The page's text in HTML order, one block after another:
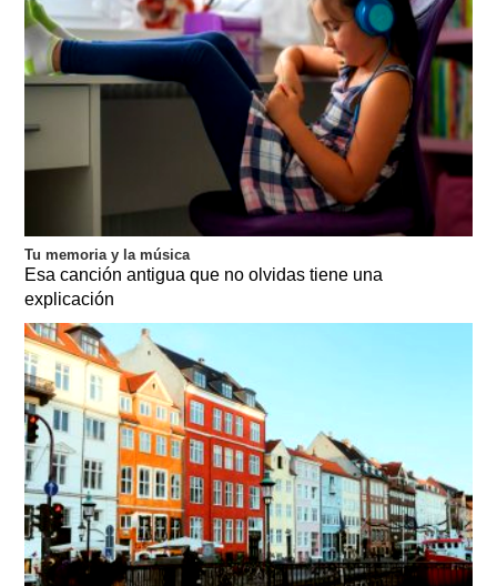
Tu memoria y la música
Esa canción antigua que no olvidas tiene una
explicación